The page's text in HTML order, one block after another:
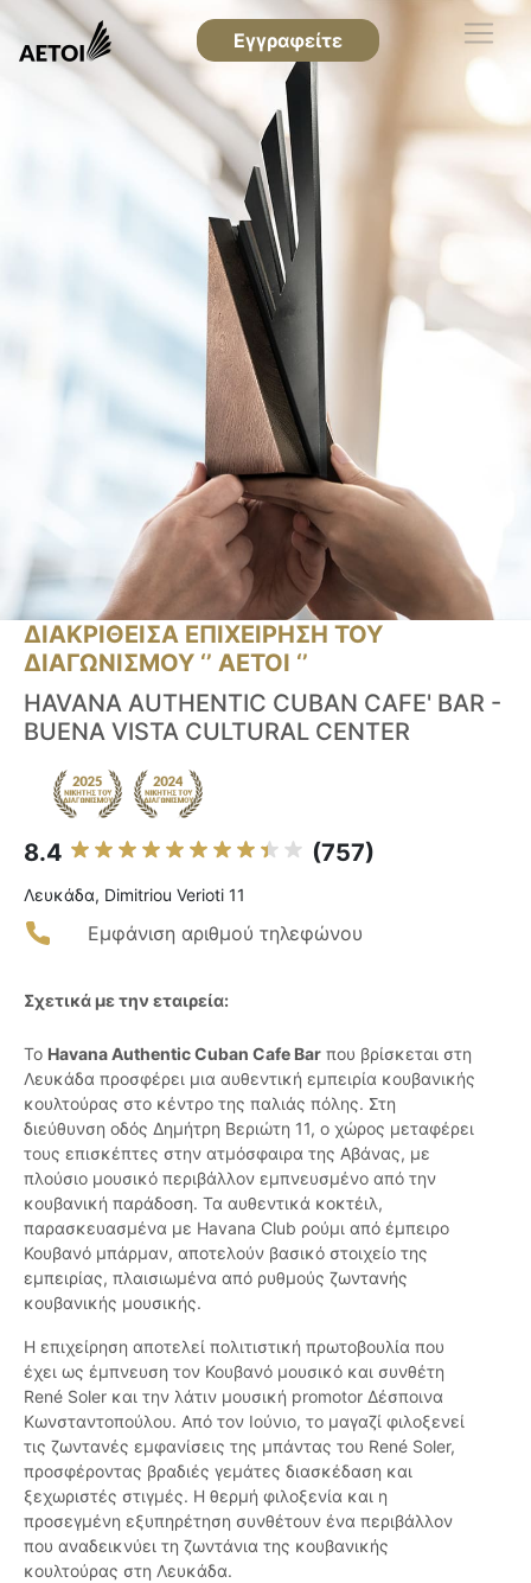
Εγγραφείτε
ΔΙΑΚΡΙΘΕΙΣΑ ΕΠΙΧΕΙΡΗΣΗ ΤΟΥ
ΔΙΑΓΩΝΙΣΜΟΥ ‘’ ΑΕΤΟΙ ‘’
HAVANA AUTHENTIC CUBAN CAFE' BAR -
BUENA VISTA CULTURAL CENTER
8.4 (757)
Λευκάδα, Dimitriou Verioti 11
Εμφάνιση αριθμού τηλεφώνου
Σχετικά με την εταιρεία:
Το Havana Authentic Cuban Cafe Bar που βρίσκεται στη
Λευκάδα προσφέρει μια αυθεντική εμπειρία κουβανικής
κουλτούρας στο κέντρο της παλιάς πόλης. Στη
διεύθυνση οδός Δημήτρη Βεριώτη 11, ο χώρος μεταφέρει
τους επισκέπτες στην ατμόσφαιρα της Αβάνας, με
πλούσιο μουσικό περιβάλλον εμπνευσμένο από την
κουβανική παράδοση. Τα αυθεντικά κοκτέιλ,
παρασκευασμένα με Havana Club ρούμι από έμπειρο
Κουβανό μπάρμαν, αποτελούν βασικό στοιχείο της
εμπειρίας, πλαισιωμένα από ρυθμούς ζωντανής
κουβανικής μουσικής.
Η επιχείρηση αποτελεί πολιτιστική πρωτοβουλία που
έχει ως έμπνευση τον Κουβανό μουσικό και συνθέτη
René Soler και την λάτιν μουσική promotor Δέσποινα
Κωνσταντοπούλου. Από τον Ιούνιο, το μαγαζί φιλοξενεί
τις ζωντανές εμφανίσεις της μπάντας του René Soler,
προσφέροντας βραδιές γεμάτες διασκέδαση και
ξεχωριστές στιγμές. Η θερμή φιλοξενία και η
προσεγμένη εξυπηρέτηση συνθέτουν ένα περιβάλλον
που αναδεικνύει τη ζωντάνια της κουβανικής
κουλτούρας στη Λευκάδα.